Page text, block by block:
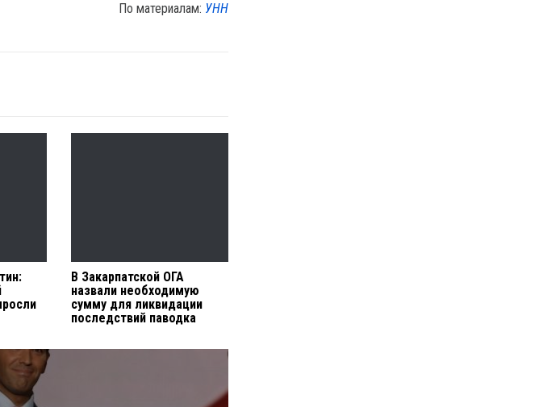
По материалам: УНН
В Закарпатской ОГА
назвали необходимую
сумму для ликвидации
последствий паводка